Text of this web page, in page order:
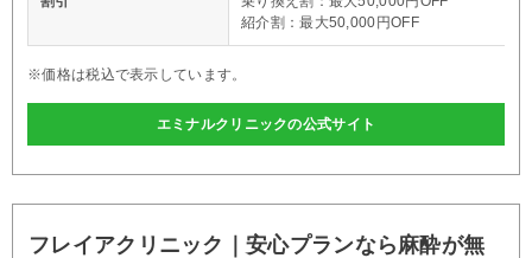
紹介割：最大50,000円OFF
※価格は税込で表示しています。
エミナルクリニックの公式サイト
フレイアクリニック｜安心プランなら麻酔が無